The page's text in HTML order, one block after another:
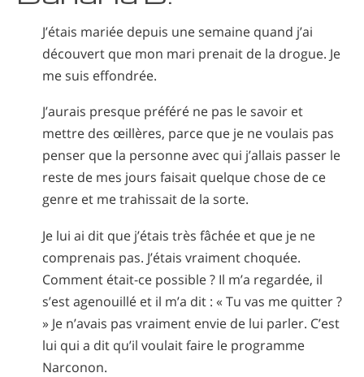
Arabe
Ukrainien
Turc
J’étais mariée depuis une semaine quand j’ai
découvert que mon mari prenait de la drogue. Je
me suis effondrée.
J’aurais presque préféré ne pas le savoir et
mettre des œillères, parce que je ne voulais pas
penser que la personne avec qui j’allais passer le
reste de mes jours faisait quelque chose de ce
genre et me trahissait de la sorte.
Je lui ai dit que j’étais très fâchée et que je ne
comprenais pas. J’étais vraiment choquée.
Comment était-ce possible ? Il m’a regardée, il
s’est agenouillé et il m’a dit : « Tu vas me quitter ?
» Je n’avais pas vraiment envie de lui parler. C’est
lui qui a dit qu’il voulait faire le programme
Narconon.